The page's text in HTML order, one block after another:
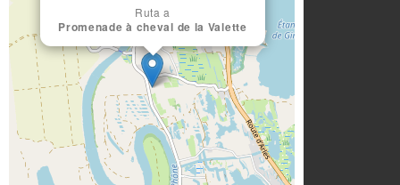
Ruta a
Promenade à cheval de la Valette